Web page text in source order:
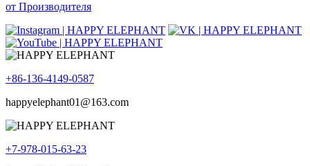
от Производителя
+86-136-4149-0587
happyelephant01@163.com
+7-978-015-63-23